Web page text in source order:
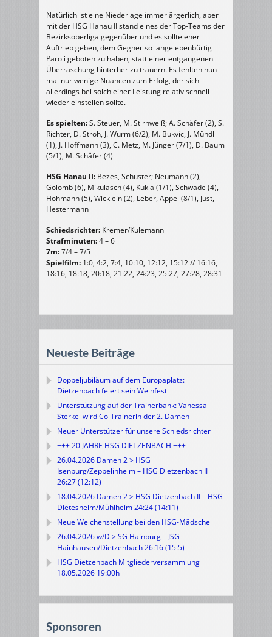
Natürlich ist eine Niederlage immer ärgerlich, aber
mit der HSG Hanau II stand eines der Top-Teams der
Bezirksoberliga gegenüber und es sollte eher
Auftrieb geben, dem Gegner so lange ebenbürtig
Paroli geboten zu haben, statt einer entgangenen
Überraschung hinterher zu trauern. Es fehlten nun
mal nur wenige Nuancen zum Erfolg, der sich
allerdings bei solch einer Leistung relativ schnell
wieder einstellen sollte.
Es spielten:S. Steuer, M. Stirnweiß; A. Schäfer (2), S.
Richter, D. Stroh, J. Wurm (6/2), M. Bukvic, J. Mündl
(1), J. Hoffmann (3), C. Metz, M. Jünger (7/1), D. Baum
(5/1), M. Schäfer (4)
HSG Hanau II: Bezes, Schuster; Neumann (2),
Golomb (6), Mikulasch (4), Kukla (1/1), Schwade (4),
Hohmann (5), Wicklein (2), Leber, Appel (8/1), Just,
Hestermann
Schiedsrichter: Kremer/Kulemann
Strafminuten:4 – 6
7m:7/4 – 7/5
Spielfilm: 1:0, 4:2, 7:4, 10:10, 12:12, 15:12 // 16:16,
18:16, 18:18, 20:18, 21:22, 24:23, 25:27, 27:28, 28:31
Neueste Beiträge
Doppeljubiläum auf dem Europaplatz:
Dietzenbach feiert sein Weinfest
Unterstützung auf der Trainerbank: Vanessa
Sterkel wird Co-Trainerin der 2. Damen
Neuer Unterstützer für unsere Schiedsrichter
+++ 20 JAHRE HSG DIETZENBACH +++
26.04.2026 Damen 2 > HSG
Isenburg/Zeppelinheim – HSG Dietzenbach II
26:27 (12:12)
18.04.2026 Damen 2 > HSG Dietzenbach II – HSG
Dietesheim/Mühlheim 24:24 (14:11)
Neue Weichenstellung bei den HSG-Mädsche
26.04.2026 w/D > SG Hainburg – JSG
Hainhausen/Dietzenbach 26:16 (15:5)
HSG Dietzenbach Mitgliederversammlung
18.05.2026 19:00h
Sponsoren